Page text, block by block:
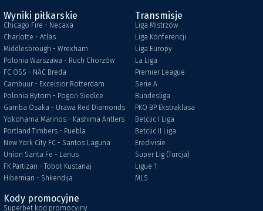
Wyniki piłkarskie
Chicago Fire - Necaxa
Charlotte - Atlas
Middlesbrough - Wrexham
Polonia Warszawa - Ruch Chorzów
FC OSS - NAC Breda
Cambuur - Excelsior Rotterdam
Polonia Bytom - Pogoń Siedlce
Gamba Osaka - Urawa Red Diamonds
Yokohama Marinos - Kashima Antlers
Portland Timbers - Puebla
New York City FC - Santos Laguna
Union Santa Fe - Lanus
FK Partizan - Toboł Kustanaj
Hibernian - Shkendija
Transmisje
Liga Mistrzów
Liga Konferencji
Liga Europy
La Liga
Premier League
Serie A
Bundesliga
PKO BP Ekstraklasa
Betclic I Liga
Betclic II Liga
Eredivisie
Super Lig (Turcja)
Ligue 1
MLS
Kody promocyjne
Superbet kod promocyjny